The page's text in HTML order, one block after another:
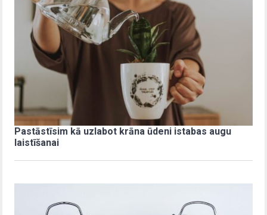
Pastāstīsim kā uzlabot krāna ūdeni istabas augu
laistīšanai